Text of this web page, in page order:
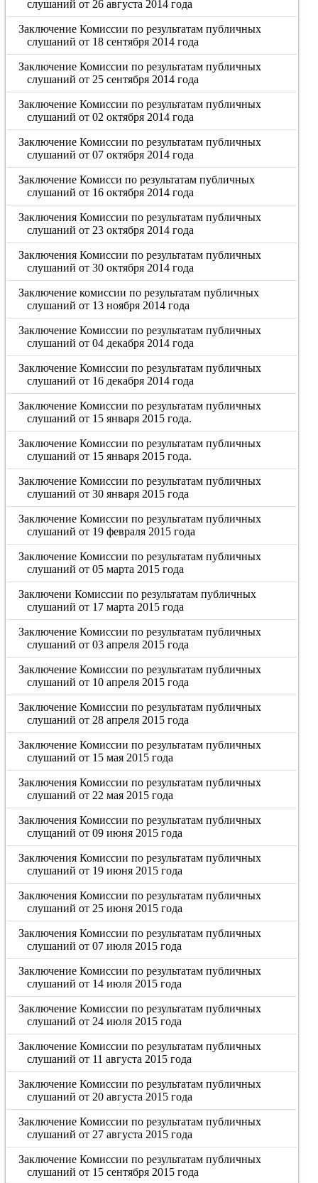
слушаний от 26 августа 2014 года
Заключение Комиссии по результатам публичных
слушаний от 18 сентября 2014 года
Заключение Комиссии по результатам публичных
слушаний от 25 сентября 2014 года
Заключение Комиссии по результатам публичных
слушаний от 02 октября 2014 года
Заключение Комиссии по результатам публичных
слушаний от 07 октября 2014 года
Заключение Комисси по результатам публичных
слушаний от 16 октября 2014 года
Заключения Комиссии по результатам публичных
слушаний от 23 октября 2014 года
Заключения Комиссии по результатам публичных
слушаний от 30 октября 2014 года
Заключение комиссии по результатам публичных
слушаний от 13 ноября 2014 года
Заключение Комиссии по результатам публичных
слушаний от 04 декабря 2014 года
Заключение Комиссии по результатам публичных
слушаний от 16 декабря 2014 года
Заключение Комиссии по результатам публичных
слушаний от 15 января 2015 года.
Заключение Комиссии по результатам публичных
слушаний от 15 января 2015 года.
Заключение Комиссии по результатам публичных
слушаний от 30 января 2015 года
Заключение Комиссии по результатам публичных
слушаний от 19 февраля 2015 года
Заключение Комиссии по результатам публичных
слушаний от 05 марта 2015 года
Заключени Комиссии по результатам публичных
слушаний от 17 марта 2015 года
Заключение Комиссии по результатам публичных
слушаний от 03 апреля 2015 года
Заключение Комиссии по результатам публичных
слушаний от 10 апреля 2015 года
Заключение Комиссии по результатам публичных
слушаний от 28 апреля 2015 года
Заключение Комиссии по результатам публичных
слушаний от 15 мая 2015 года
Заключения Комиссии по результатам публичных
слушаний от 22 мая 2015 года
Заключения Комиссии по результатам публичных
слущаний от 09 июня 2015 года
Заключения Комиссии по результатам публичных
слушаний от 19 июня 2015 года
Заключения Комиссии по результатам публичных
слушаний от 25 июня 2015 года
Заключения Комиссии по результатам публичных
слушаний от 07 июля 2015 года
Заключение Комиссии по результатам публичных
слушаний от 14 июля 2015 года
Заключение Комиссии по результатам публичных
слушаний от 24 июля 2015 года
Заключение Комиссии по результатам публичных
слушаний от 11 августа 2015 года
Заключение Комиссии по результатам публичных
слушаний от 20 августа 2015 года
Заключение Комиссии по результатам публичных
слушаний от 27 августа 2015 года
Заключение Комиссии по результатам публичных
слушаний от 15 сентября 2015 года